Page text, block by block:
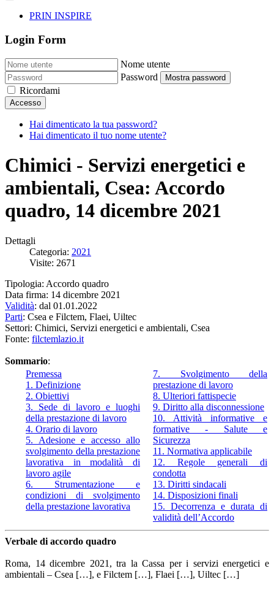
PRIN INSPIRE
Login Form
Nome utente
Password
Mostra password
Ricordami
Accesso
Hai dimenticato la tua password?
Hai dimenticato il tuo nome utente?
Chimici - Servizi energetici e
ambientali, Csea: Accordo
quadro, 14 dicembre 2021
Dettagli
Categoria: 2021
Visite: 2671
Tipologia: Accordo quadro
Data firma: 14 dicembre 2021
Validità: dal 01.01.2022
Parti: Csea e Filctem, Flaei, Uiltec
Settori: Chimici, Servizi energetici e ambientali, Csea
Fonte: filctemlazio.it
Sommario:
Premessa
1. Definizione
2. Obiettivi
3. Sede di lavoro e luoghi
della prestazione di lavoro
4. Orario di lavoro
5. Adesione e accesso allo
svolgimento della prestazione
lavorativa in modalità di
lavoro agile
6. Strumentazione e
condizioni di svolgimento
della prestazione lavorativa
7. Svolgimento della
prestazione di lavoro
8. Ulteriori fattispecie
9. Diritto alla disconnessione
10. Attività informative e
formative - Salute e
Sicurezza
11. Normativa applicabile
12. Regole generali di
condotta
13. Diritti sindacali
14. Disposizioni finali
15. Decorrenza e durata di
validità dell’Accordo
Verbale di accordo quadro
Roma, 14 dicembre 2021, tra la Cassa per i servizi energetici e
ambientali – Csea […], e Filctem […], Flaei […], Uiltec […]